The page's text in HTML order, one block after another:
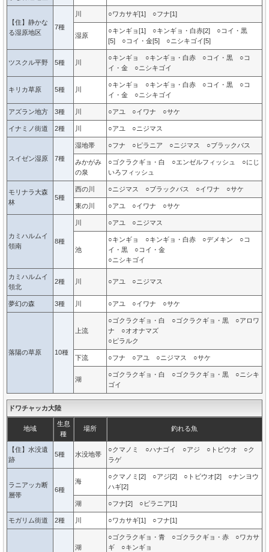
【住】静かな
る湿原地区
7種
川 ○ワカサギ[1] ○フナ[1]
湿原
○キンギョ[1] ○キンギョ・白赤[2] ○コイ・黒
[5] ○コイ・金[5] ○ニシキゴイ[5]
ツスクル平野 5種 川
○キンギョ ○キンギョ・白赤 ○コイ・黒 ○コ
イ・金 ○ニシキゴイ
キリカ草原 5種 川
○キンギョ ○キンギョ・白赤 ○コイ・黒 ○コ
イ・金 ○ニシキゴイ
アズラン地方 3種 川 ○アユ ○イワナ ○サケ
イナミノ街道 2種 川 ○アユ ○ニジマス
スイゼン湿原 7種
湿地帯 ○フナ ○ピラニア ○ニジマス ○ブラックバス
みかがみ
の泉
○ゴクラクギョ・白 ○エンゼルフィッシュ ○にじ
いろフィッシュ
モリナラ大森
林
5種
西の川 ○ニジマス ○ブラックバス ○イワナ ○サケ
東の川 ○アユ ○イワナ ○サケ
カミハルムイ
領南
8種
川 ○アユ ○ニジマス
池
○キンギョ ○キンギョ・白赤 ○デメキン ○コ
イ・黒 ○コイ・金
○ニシキゴイ
カミハルムイ
領北
2種 川 ○アユ ○ニジマス
夢幻の森 3種 川 ○アユ ○イワナ ○サケ
落陽の草原 10種
上流
○ゴクラクギョ・白 ○ゴクラクギョ・黒 ○アロワ
ナ ○オオナマズ
○ピラルク
下流 ○フナ ○アユ ○ニジマス ○サケ
湖
○ゴクラクギョ・白 ○ゴクラクギョ・黒 ○ニシキ
ゴイ
ドワチャッカ大陸
地域
生息
種
場所 釣れる魚
【住】水没遺
跡
5種 水没地帯
○クマノミ ○ハナゴイ ○アジ ○トビウオ ○ク
ラゲ
ラニアッカ断
層帯
6種
海
○クマノミ[2] ○アジ[2] ○トビウオ[2] ○ナンヨウ
ハギ[2]
湖 ○フナ[2] ○ピラニア[1]
モガリム街道 2種 川 ○ワカサギ[1] ○フナ[1]
湖
○ゴクラクギョ・青 ○ゴクラクギョ・赤 ○ワカサ
ギ ○キンギョ